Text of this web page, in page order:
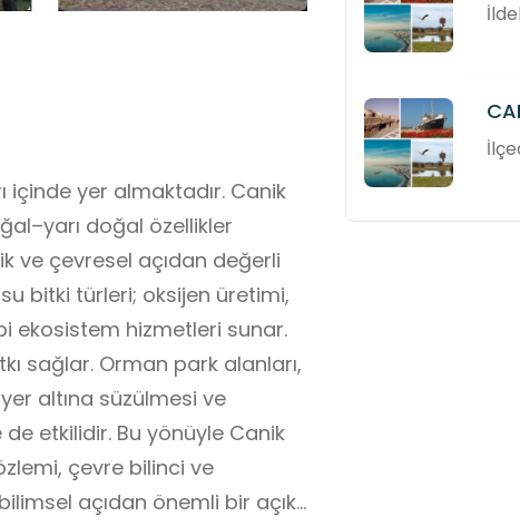
içinde yer almaktadır. Canik
doğal özellikler
ve çevresel açıdan değerli
bitki türleri; oksijen üretimi,
ekosistem hizmetleri sunar.
sağlar. Orman park alanları,
altına süzülmesi ve
etkilidir. Bu yönüyle Canik
çevre bilinci ve
açıdan önemli bir açık